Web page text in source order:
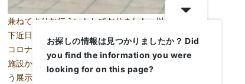
兼ねてよりお伝えいたしておりました、以
下近日の展示会につきまして 直近の新型
コロナウイルス感染症の状況により、当該
施設からの指示により 積極的な集客を伴
う展示会という形でイベントを行うことが
お探しの情報は見つかりましたか？ Did
you find the information you were
looking for on this page?